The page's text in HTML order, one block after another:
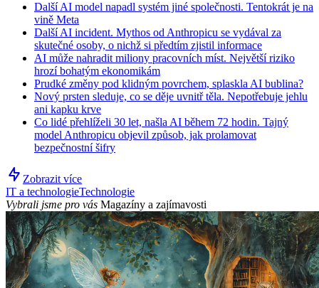
Další AI model napadl systém jiné společnosti. Tentokrát je na
vině Meta
Další AI incident. Mythos od Anthropicu se vydával za
skutečné osoby, o nichž si předtím zjistil informace
AI může nahradit miliony pracovních míst. Největší riziko
hrozí bohatým ekonomikám
Prudké změny pod klidným povrchem, splaskla AI bublina?
Nový prsten sleduje, co se děje uvnitř těla. Nepotřebuje jehlu
ani kapku krve
Co lidé přehlíželi 30 let, našla AI během 72 hodin. Tajný
model Anthropicu objevil způsob, jak prolamovat
bezpečnostní šifry
Zobrazit více
IT a technologieTechnologie
Vybrali jsme pro vás Magazíny a zajímavosti